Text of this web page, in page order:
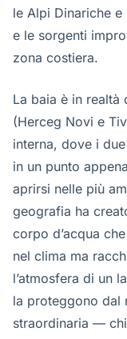
le Alpi Dinariche
e le sorgenti
zona costiera.
La baia è in realtà
(Herceg Novi e
interna, dove i
in un punto
aprirsi nelle più
geografia ha
corpo d’acqua
nel clima ma
l’atmosfera di un
la proteggono dal
straordinaria —